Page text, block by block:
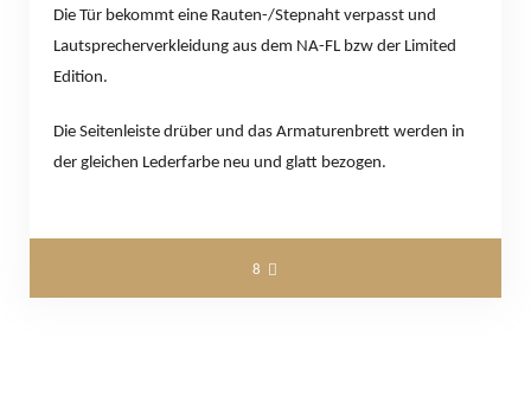
Die Tür bekommt eine Rauten-/Stepnaht verpasst und
Lautsprecherverkleidung aus dem NA-FL bzw der Limited
Edition.
Die Seitenleiste drüber und das Armaturenbrett werden in
der gleichen Lederfarbe neu und glatt bezogen.
8